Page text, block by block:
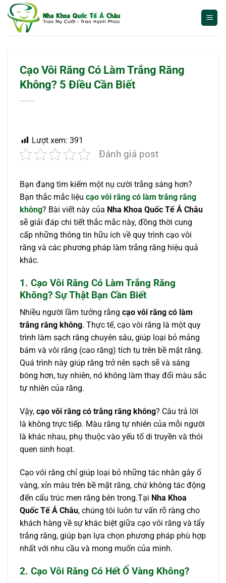
qua
Cạo Vôi Răng Có Làm Trắng Răng
Không? 5 Điều Cần Biết
Lượt xem: 391
Đánh giá post
Bạn đang tìm kiếm một nụ cười trắng sáng hơn?
Bạn thắc mắc liệu cạo vôi răng có làm trắng răng
không? Bài viết này của Nha Khoa Quốc Tế Á Châu
sẽ giải đáp chi tiết thắc mắc này, đồng thời cung
cấp những thông tin hữu ích về quy trình cạo vôi
răng và các phương pháp làm trắng răng hiệu quả
khác.
1. Cạo Vôi Răng Có Làm Trắng Răng
Không? Sự Thật Bạn Cần Biết
Nhiều người lầm tưởng rằng cạo vôi răng có làm
trắng răng không. Thực tế, cạo vôi răng là một quy
trình làm sạch răng chuyên sâu, giúp loại bỏ mảng
bám và vôi răng (cao răng) tích tụ trên bề mặt răng.
Quá trình này giúp răng trở nên sạch sẽ và sáng
bóng hơn, tuy nhiên, nó không làm thay đổi màu sắc
tự nhiên của răng.
Vậy, cạo vôi răng có trắng răng không? Câu trả lời
là không trực tiếp. Màu răng tự nhiên của mỗi người
là khác nhau, phụ thuộc vào yếu tố di truyền và thói
quen sinh hoạt.
Cạo vôi răng chỉ giúp loại bỏ những tác nhân gây ố
vàng, xỉn màu trên bề mặt răng, chứ không tác động
đến cấu trúc men răng bên trong.Tại Nha Khoa
Quốc Tế Á Châu, chúng tôi luôn tư vấn rõ ràng cho
khách hàng về sự khác biệt giữa cạo vôi răng và tẩy
trắng răng, giúp bạn lựa chọn phương pháp phù hợp
nhất với nhu cầu và mong muốn của mình.
2. Cạo Vôi Răng Có Hết Ố Vàng Không?